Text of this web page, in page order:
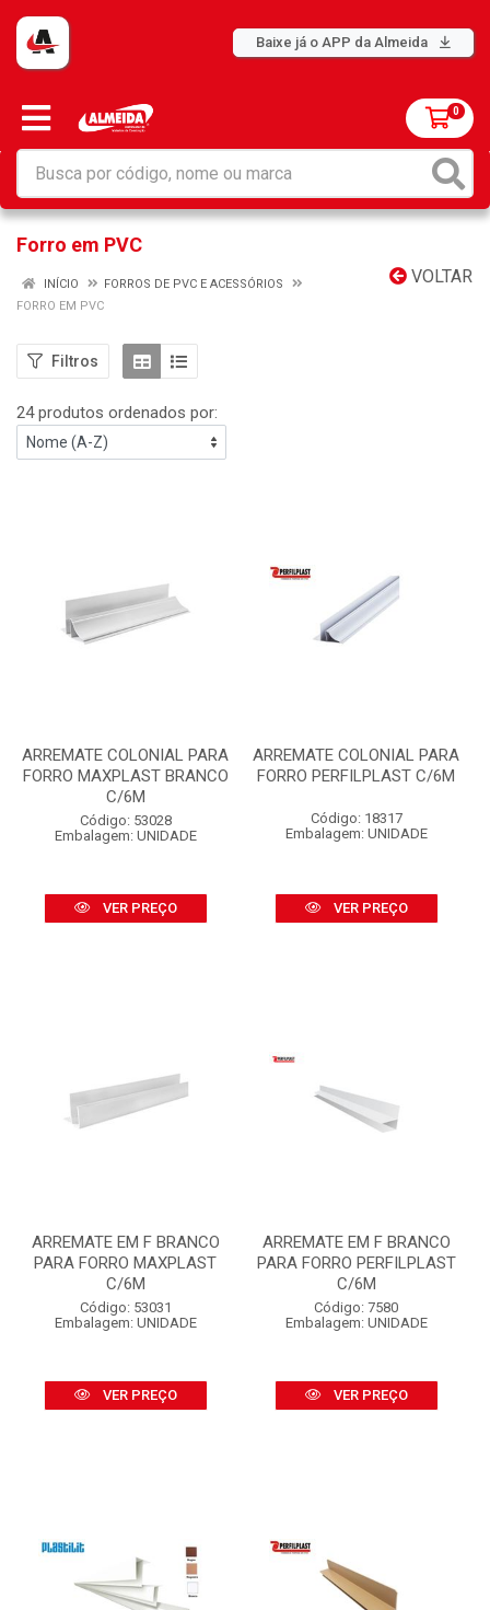
Baixe já o APP da Almeida
0
Forro em PVC
VOLTAR
INÍCIO
FORROS DE PVC E ACESSÓRIOS
FORRO EM PVC
Filtros
24 produtos ordenados por:
ARREMATE COLONIAL PARA
FORRO MAXPLAST BRANCO
C/6M
Código: 53028
Embalagem: UNIDADE
VER PREÇO
ARREMATE COLONIAL PARA
FORRO PERFILPLAST C/6M
Código: 18317
Embalagem: UNIDADE
VER PREÇO
ARREMATE EM F BRANCO
PARA FORRO MAXPLAST
C/6M
Código: 53031
Embalagem: UNIDADE
VER PREÇO
ARREMATE EM F BRANCO
PARA FORRO PERFILPLAST
C/6M
Código: 7580
Embalagem: UNIDADE
VER PREÇO